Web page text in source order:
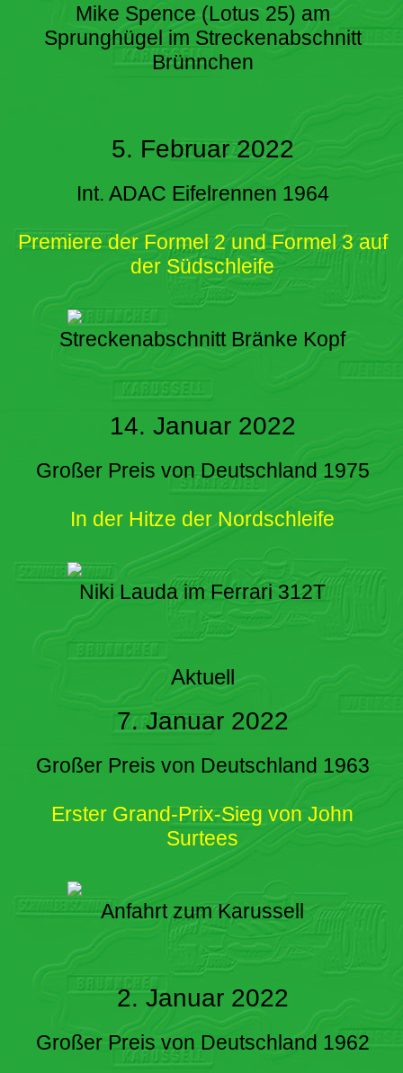
Mike Spence (Lotus 25) am
Sprunghügel im Streckenabschnitt
Brünnchen
5. Februar 2022
Int. ADAC Eifelrennen 1964
Premiere der Formel 2 und Formel 3 auf
der Südschleife
Streckenabschnitt Bränke Kopf
14. Januar 2022
Großer Preis von Deutschland 1975
In der Hitze der Nordschleife
Niki Lauda im Ferrari 312T
Aktuell
7. Januar 2022
Großer Preis von Deutschland 1963
Erster Grand-Prix-Sieg von John
Surtees
Anfahrt zum Karussell
2. Januar 2022
Großer Preis von Deutschland 1962